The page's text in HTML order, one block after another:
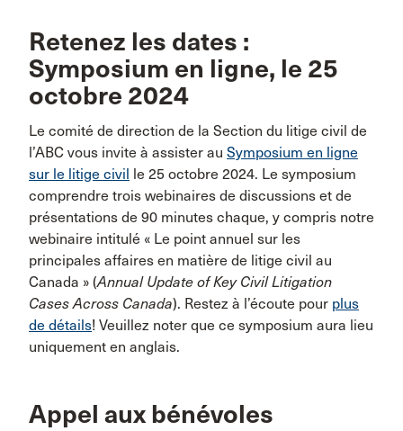
Retenez les dates :
Symposium en ligne, le 25
octobre 2024
Le comité de direction de la Section du litige civil de
l’ABC vous invite à assister au Symposium en ligne
sur le litige civil le 25 octobre 2024. Le symposium
comprendre trois webinaires de discussions et de
présentations de 90 minutes chaque, y compris notre
webinaire intitulé « Le point annuel sur les
principales affaires en matière de litige civil au
Canada » (Annual Update of Key Civil Litigation
Cases Across Canada). Restez à l’écoute pour plus
de détails! Veuillez noter que ce symposium aura lieu
uniquement en anglais.
Appel aux bénévoles